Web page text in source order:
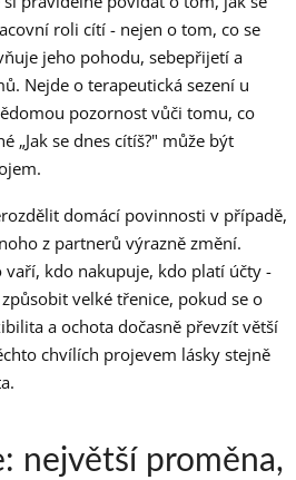
roli cítí - nejen o tom, co se
jeho pohodu, sebepřijetí a
Nejde o terapeutická sezení u
pozornost vůči tomu, co
„Jak se dnes cítíš?" může být
domácí povinnosti v případě,
z partnerů výrazně změní.
kdo nakupuje, kdo platí účty -
velké třenice, pokud se o
a ochota dočasně převzít větší
chvílích projevem lásky stejně
největší proměna,